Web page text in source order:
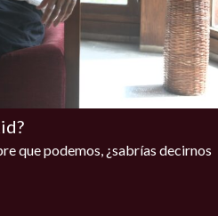
que podemos, ¿sabrías decirnos